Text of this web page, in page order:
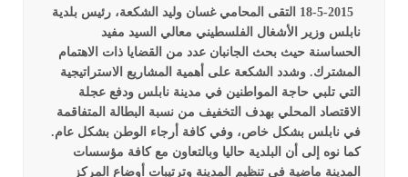
18-5-2015 التقى المحامي غسان وليد الشكعة، رئيس بلدية
نابلس وزير الأشغال الفلسطيني معالي السيد مفيد
الحساسنة حيث بحث الجانبان عدد من القضايا ذات الاهتمام
المشترك. وشدد الشكعة على أهمية المشاريع الاستراتيجية
التي تلبي حاجة المواطنين في مدينة نابلس ودفع عجلة
الاقتصاد المحلي بهدف التخفيف من نسبة البطالة المتفاقمة
في نابلس بشكل خاص، وفي كافة أرجاء الوطن بشكل عام.
كما نوه إلى أن البلدية حاليا وبالتعاون مع كافة مؤسسات
المدينة ماضية في تنظيم المدينة وترتيبات أوضاع المركز